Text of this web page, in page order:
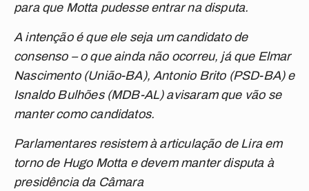
para que Motta pudesse entrar na disputa.
A intenção é que ele seja um candidato de
consenso – o que ainda não ocorreu, já que Elmar
Nascimento (União-BA), Antonio Brito (PSD-BA) e
Isnaldo Bulhões (MDB-AL) avisaram que vão se
manter como candidatos.
Parlamentares resistem à articulação de Lira em
torno de Hugo Motta e devem manter disputa à
presidência da Câmara